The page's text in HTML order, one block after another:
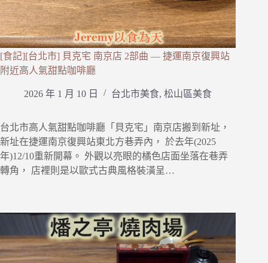
[食記][台北市] 貝克宅 南京店 2部曲 — 捷運南京復興站
附近高人氣甜點咖啡廳
2026 年 1 月 10 日 台北市美食, 松山區美食
台北市高人氣甜點咖啡廳「貝克宅」南京店搬到新址，
新址在捷運南京復興站東北方巷弄內， 於去年(2025
年)12/10重新開幕。 外觀以亮眼的橘色店面坐落在巷弄
轉角， 店裡則是以歐式古典風格裝潢呈…